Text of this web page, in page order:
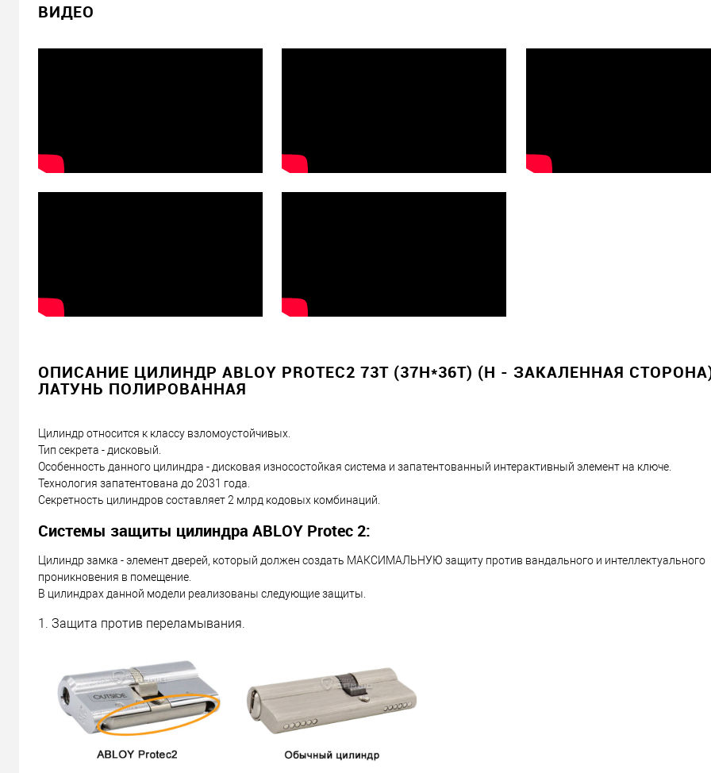
ВИДЕО
ОПИСАНИЕ ЦИЛИНДР ABLOY PROTEC2 73T (37H*36Т) (H - ЗАКАЛЕННАЯ
ЛАТУНЬ ПОЛИРОВАННАЯ
Цилиндр относится к классу взломоустойчивых.
Тип секрета - дисковый.
Особенность данного цилиндра - дисковая износостойкая система и запатентованный интерактивный элемент на ключе.
Технология запатентована до 2031 года.
Секретность цилиндров составляет 2 млрд кодовых комбинаций.
Системы защиты цилиндра ABLOY Protec 2:
Цилиндр замка - элемент дверей, который должен создать МАКСИМАЛЬНУЮ защиту против вандального и интеллектуального
проникновения в помещение.
В цилиндрах данной модели реализованы следующие защиты.
1. Защита против переламывания.